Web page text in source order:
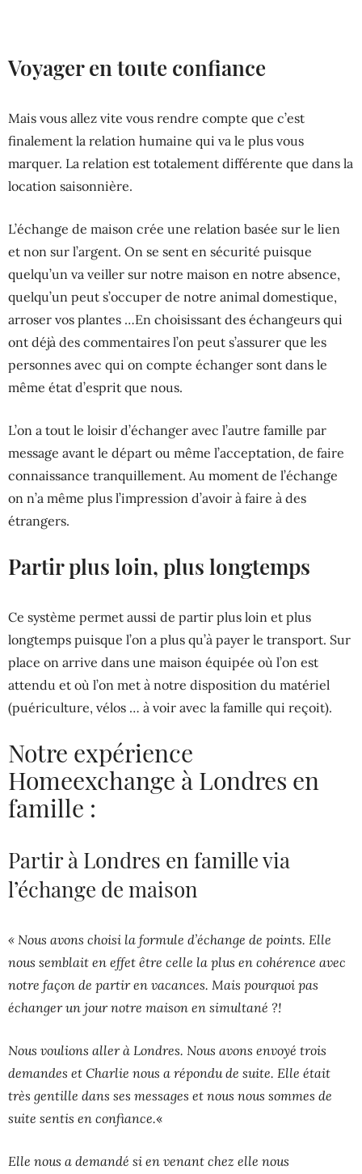
Voyager en toute confiance
Mais vous allez vite vous rendre compte que c’est
finalement la relation humaine qui va le plus vous
marquer. La relation est totalement différente que dans la
location saisonnière.
L’échange de maison crée une relation basée sur le lien
et non sur l’argent. On se sent en sécurité puisque
quelqu’un va veiller sur notre maison en notre absence,
quelqu’un peut s’occuper de notre animal domestique,
arroser vos plantes …En choisissant des échangeurs qui
ont déjà des commentaires l’on peut s’assurer que les
personnes avec qui on compte échanger sont dans le
même état d’esprit que nous.
L’on a tout le loisir d’échanger avec l’autre famille par
message avant le départ ou même l’acceptation, de faire
connaissance tranquillement. Au moment de l’échange
on n’a même plus l’impression d’avoir à faire à des
étrangers.
Partir plus loin, plus longtemps
Ce système permet aussi de partir plus loin et plus
longtemps puisque l’on a plus qu’à payer le transport. Sur
place on arrive dans une maison équipée où l’on est
attendu et où l’on met à notre disposition du matériel
(puériculture, vélos … à voir avec la famille qui reçoit).
Notre expérience
Homeexchange à Londres en
famille :
Partir à Londres en famille via
l’échange de maison
« Nous avons choisi la formule d’échange de points. Elle
nous semblait en effet être celle la plus en cohérence avec
notre façon de partir en vacances. Mais pourquoi pas
échanger un jour notre maison en simultané ?!
Nous voulions aller à Londres. Nous avons envoyé trois
demandes et Charlie nous a répondu de suite. Elle était
très gentille dans ses messages et nous nous sommes de
suite sentis en confiance.«
Elle nous a demandé si en venant chez elle nous